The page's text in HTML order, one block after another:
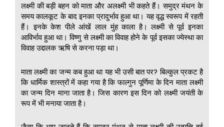
लक्ष्मी की बड़ी बहन को माता और अलक्ष्मी भी कहते हैं। समुद्र मंथन के
समय कालकूट के बाद इनका प्रादुर्भाव हुआ था। यह वृद्ध स्वरूप में रहती
हैं। इनके केश पीले आंखें लाल मुंह काला है। लक्ष्मी से पूर्व इनका
आविर्भाव हुआ था। विष्णु से लक्ष्मी का विवाह होने के पूर्व इसका ज्येस्था का
विवाह उद्दालक ऋषि से करना पड़ा था।
माता लक्ष्मी का जन्म कब हुआ था यह भी उसी बात पर? बिल्कुल प्रकट है
कि धार्मिक शास्त्रों में कहा गया है कि फाल्गुन पूर्णिमा के दिन माता लक्ष्मी
का जन्म दिन माना जाता है। जिस कारण इस दिन को लक्ष्मी जयंती के
रूप में भी मनाया जाता है।